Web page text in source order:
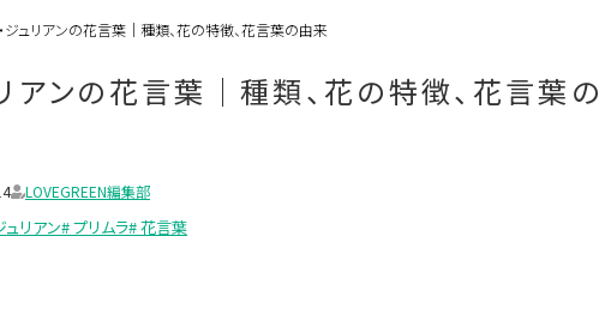
ジュリアンの花言葉｜種類、花の特徴、花言葉の由来
アンの花言葉｜種類、花の特徴、花言葉の
LOVEGREEN編集部
ュリアン# プリムラ# 花言葉